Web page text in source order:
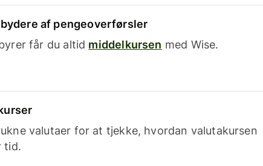
af pengeoverførsler
får du altid middelkursen med Wise.
valutaer for at tjekke, hvordan valutakursen
tid.